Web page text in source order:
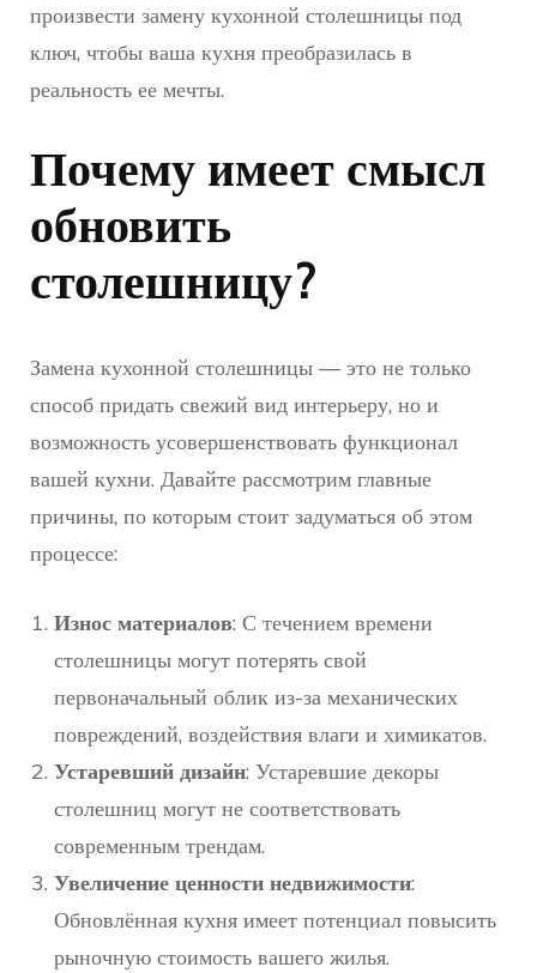
произвести замену кухонной столешницы под
ключ, чтобы ваша кухня преобразилась в
реальность ее мечты.
Почему имеет смысл
обновить
столешницу?
Замена кухонной столешницы — это не только
способ придать свежий вид интерьеру, но и
возможность усовершенствовать функционал
вашей кухни. Давайте рассмотрим главные
причины, по которым стоит задуматься об этом
процессе:
Износ материалов: С течением времени
столешницы могут потерять свой
первоначальный облик из-за механических
повреждений, воздействия влаги и химикатов.
Устаревший дизайн: Устаревшие декоры
столешниц могут не соответствовать
современным трендам.
Увеличение ценности недвижимости:
Обновлённая кухня имеет потенциал повысить
рыночную стоимость вашего жилья.